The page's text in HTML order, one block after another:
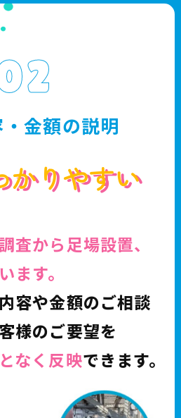
金額の説明
かりやすい
査から足場設置、
ます。
容や金額のご相談
様のご要望を
なく反映できます。